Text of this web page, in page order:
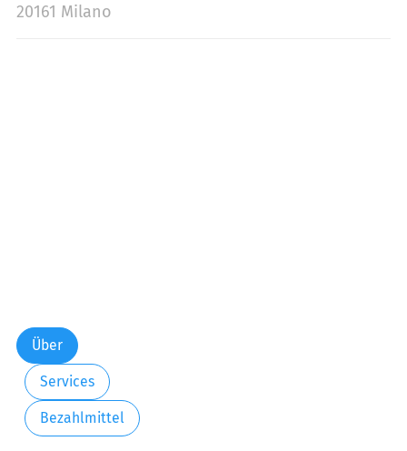
20161 Milano
Über
Services
Bezahlmittel